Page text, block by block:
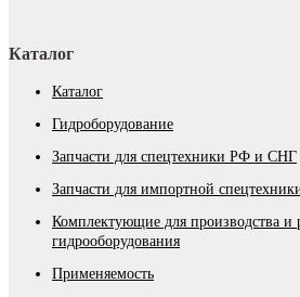
Каталог
Каталог
Гидроборудование
Запчасти для спецтехники РФ и СНГ
Запчасти для импортной
Комплектующие для производства и
гидрооборудования
Применяемость